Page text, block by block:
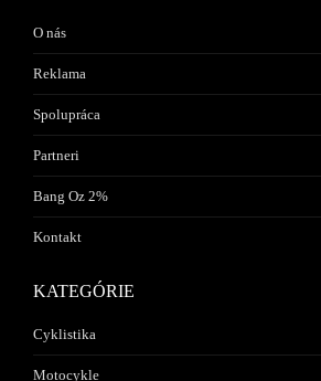
O nás
Reklama
Spolupráca
Partneri
Bang Oz 2%
Kontakt
KATEGÓRIE
Cyklistika
Motocykle